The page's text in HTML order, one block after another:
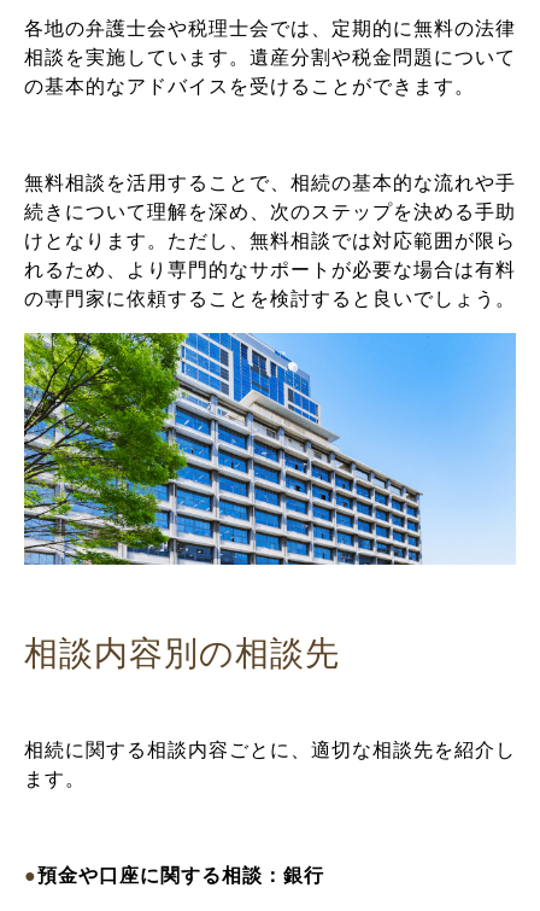
各地の弁護士会や税理士会では、定期的に無料の法律
相談を実施しています。遺産分割や税金問題について
の基本的なアドバイスを受けることができます。
無料相談を活用することで、相続の基本的な流れや手
続きについて理解を深め、次のステップを決める手助
けとなります。ただし、無料相談では対応範囲が限ら
れるため、より専門的なサポートが必要な場合は有料
の専門家に依頼することを検討すると良いでしょう。
相談内容別の相談先
相続に関する相談内容ごとに、適切な相談先を紹介し
ます。
●預金や口座に関する相談：銀行